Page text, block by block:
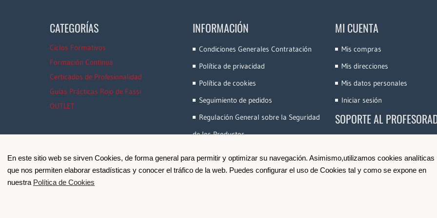
En este sitio web se sirven Cookies, de forma general para permitir y optimizar su navegación. Asimismo,utilizamos cookies analíticas
que nos permiten elaborar estadísticas y conocer el tráfico de la web. Puedes configurar el uso de Cookies tal y como se expone en
nuestra Política de Cookies
CATEGORÍAS
Ciclos Formativos
Formación Continua
Certicados de Profesionalidad
Guías Prácticas Rojo de Fassi
OUTLET
INFORMACIÓN
Condiciones Generales Contratación
Política de privacidad
Política de cookies
Seguimiento de pedidos
Regulación General sobre la Seguridad
de los Productos
MI CUENTA
Mis compras
Mis direcciones
Mis datos personales
Iniciar sesión
SOPORTE AL
Conoce e-Videocinco
Darse de Alta